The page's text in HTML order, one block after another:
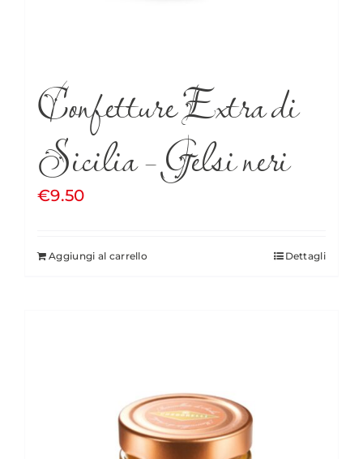
Confetture Extra di
Sicilia – Gelsi neri
€9.50
Aggiungi al carrello Dettagli